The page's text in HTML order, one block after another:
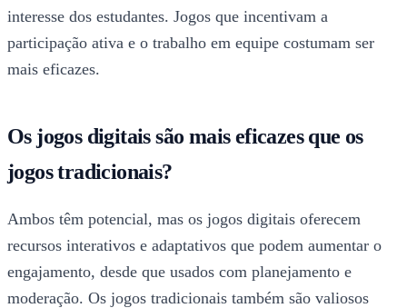
interesse dos estudantes. Jogos que incentivam a
participação ativa e o trabalho em equipe costumam ser
mais eficazes.
Os jogos digitais são mais eficazes que os
jogos tradicionais?
Ambos têm potencial, mas os jogos digitais oferecem
recursos interativos e adaptativos que podem aumentar o
engajamento, desde que usados com planejamento e
moderação. Os jogos tradicionais também são valiosos